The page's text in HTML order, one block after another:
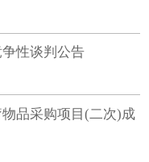
性谈判公告
品采购项目(二次)成